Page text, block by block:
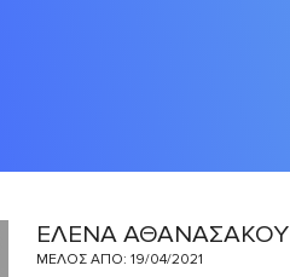
ΕΛΕΝΑ ΑΘΑΝΑΣΑΚΟΥ
ΜΈΛΟΣ ΑΠΌ: 19/04/2021